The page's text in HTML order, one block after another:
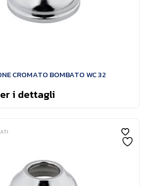
CROMATO BOMBATO WC 32
i dettagli